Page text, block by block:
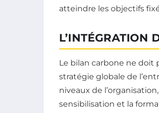
atteindre les objectifs
L’INTÉGRATION
Le bilan carbone ne doit
stratégie globale de
niveaux de
sensibilisation et la